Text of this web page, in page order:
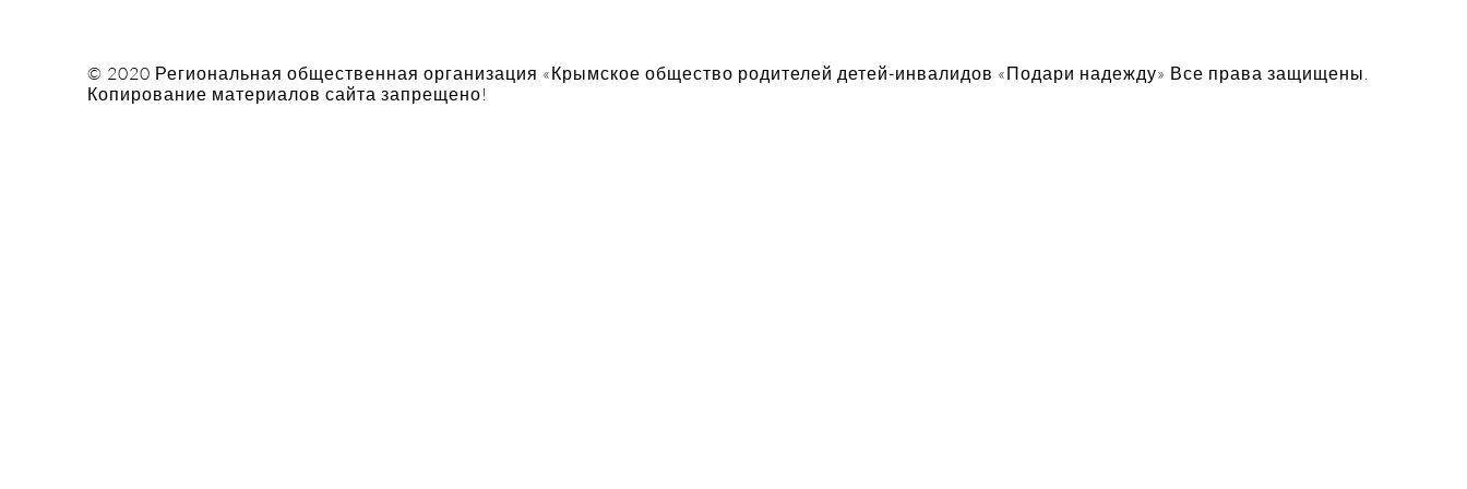
© 2020 Региональная общественная организация «Крымское общество родителей детей-инвалидов «Подари надежду» Все права защищены.
Копирование материалов сайта запрещено!